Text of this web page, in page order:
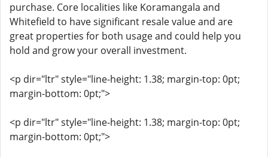
purchase. Core localities like Koramangala and
Whitefield to have significant resale value and are
great properties for both usage and could help you
hold and grow your overall investment.
<p dir="ltr" style="line-height: 1.38; margin-top: 0pt;
margin-bottom: 0pt;">
<p dir="ltr" style="line-height: 1.38; margin-top: 0pt;
margin-bottom: 0pt;">